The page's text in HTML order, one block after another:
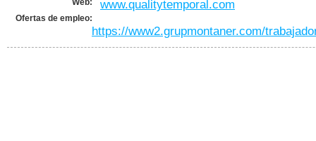
Web: www.qualitytemporal.com
Ofertas de empleo:
https://www2.grupmontaner.com/